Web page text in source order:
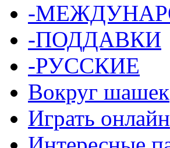
-
-ПОДДАВКИ
-РУССКИЕ
Вокруг шашек
Играть онлайн